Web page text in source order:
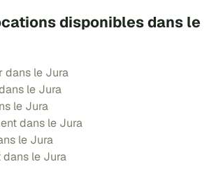
disponibles dans le
dans le Jura
le Jura
le Jura
dans le Jura
le Jura
le Jura